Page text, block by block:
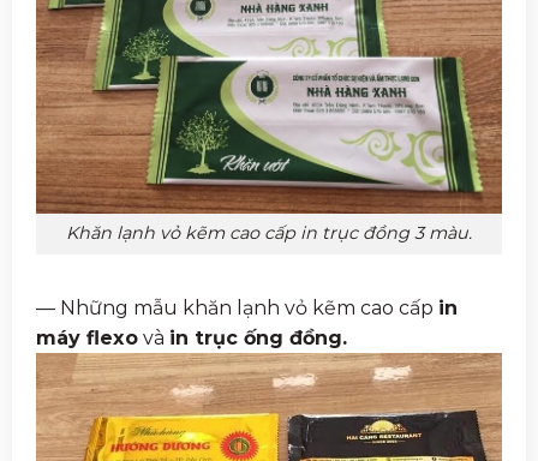
Khăn lạnh vỏ kẽm cao cấp in trục đồng 3 màu.
— Những mẫu khăn lạnh vỏ kẽm cao cấp in
máy flexo và in trục ống đồng.